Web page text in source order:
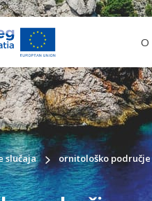
O
slučaja ornitološko područje